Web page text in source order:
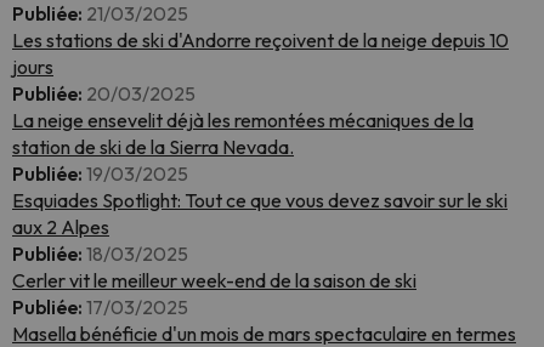
Publiée: 21/03/2025
Les stations de ski d'Andorre reçoivent de la neige depuis 10
jours
Publiée: 20/03/2025
La neige ensevelit déjà les remontées mécaniques de la
station de ski de la Sierra Nevada.
Publiée: 19/03/2025
Esquiades Spotlight: Tout ce que vous devez savoir sur le ski
aux 2 Alpes
Publiée: 18/03/2025
Cerler vit le meilleur week-end de la saison de ski
Publiée: 17/03/2025
Masella bénéficie d'un mois de mars spectaculaire en termes